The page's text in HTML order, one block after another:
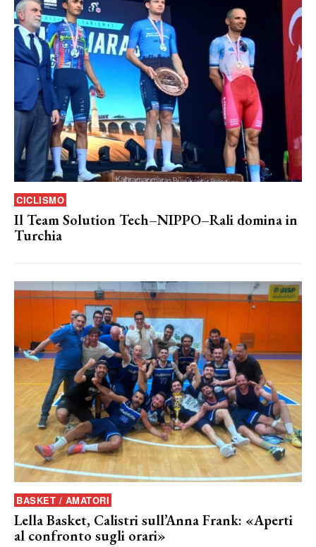
CICLISMO
Il Team Solution Tech–NIPPO–Rali domina in
Turchia
BASKET / AMATORI
Lella Basket, Calistri sull’Anna Frank: «Aperti
al confronto sugli orari»